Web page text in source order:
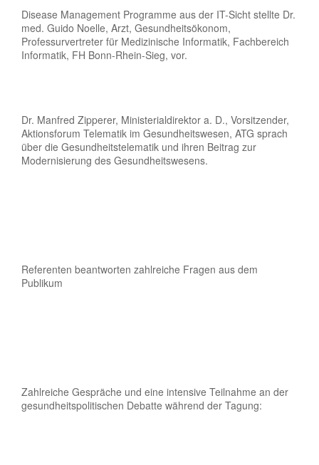
Disease Management Programme aus der IT-Sicht stellte Dr.
med. Guido Noelle, Arzt, Gesundheitsökonom,
Professurvertreter für Medizinische Informatik, Fachbereich
Informatik, FH Bonn-Rhein-Sieg, vor.
Dr. Manfred Zipperer, Ministerialdirektor a. D., Vorsitzender,
Aktionsforum Telematik im Gesundheitswesen, ATG sprach
über die Gesundheitstelematik und ihren Beitrag zur
Modernisierung des Gesundheitswesens.
Referenten beantworten zahlreiche Fragen aus dem
Publikum
Zahlreiche Gespräche und eine intensive Teilnahme an der
gesundheitspolitischen Debatte während der Tagung: